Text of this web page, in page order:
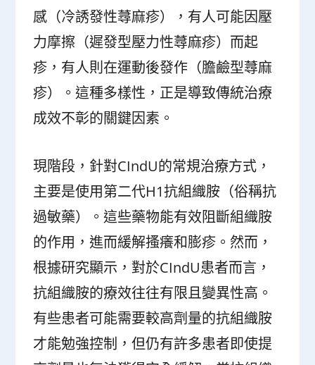
感（冷誘發性蕁麻疹），有人可能因壓
力摩擦（遲發型壓力性蕁麻疹）而起
疹，有人則在運動後發作（膽鹼型蕁麻
疹）。這種多樣性，正是導致傳統治療
成效不彰的關鍵因素。
現階段，針對CIndU的常規治療方式，
主要是使用第二代H1抗組織胺（俗稱抗
過敏藥）。這些藥物能有效阻斷組織胺
的作用，進而緩解搔癢和膨疹。然而，
根據研究顯示，對於CIndU患者而言，
抗組織胺的療效往往有限且變異性高。
有些患者可能需要較高劑量的抗組織胺
才能勉強控制，但仍有許多患者即使提